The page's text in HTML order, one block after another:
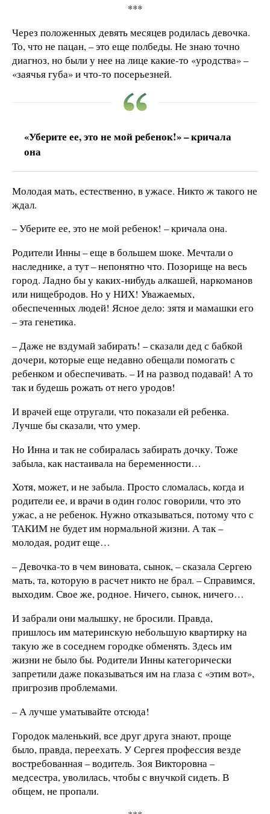
***
Через положенных девять месяцев родилась девочка.
То, что не пацан, – это еще полбеды. Не знаю точно
диагноз, но были у нее на лице какие-то «уродства» –
«заячья губа» и что-то посерьезней.
«Уберите ее, это не мой ребенок!» – кричала
она
Молодая мать, естественно, в ужасе. Никто ж такого не
ждал.
– Уберите ее, это не мой ребенок! – кричала она.
Родители Инны – еще в большем шоке. Мечтали о
наследнике, а тут – непонятно что. Позорище на весь
город. Ладно бы у каких-нибудь алкашей, наркоманов
или нищебродов. Но у НИХ! Уважаемых,
обеспеченных людей! Ясное дело: зятя и мамашки его
– эта генетика.
– Даже не вздумай забирать! – сказали дед с бабкой
дочери, которые еще недавно обещали помогать с
ребенком и обеспечивать. – И на развод подавай! А то
так и будешь рожать от него уродов!
И врачей еще отругали, что показали ей ребенка.
Лучше бы сказали, что умер.
Но Инна и так не собиралась забирать дочку. Тоже
забыла, как настаивала на беременности…
Хотя, может, и не забыла. Просто сломалась, когда и
родители ее, и врачи в один голос говорили, что это
ужас, а не ребенок. Нужно отказываться, потому что с
ТАКИМ не будет им нормальной жизни. А так –
молодая, родит еще…
– Девочка-то в чем виновата, сынок, – сказала Сергею
мать, та, которую в расчет никто не брал. – Справимся,
выходим. Свое же, родное. Ничего, сынок, ничего…
И забрали они малышку, не бросили. Правда,
пришлось им материнскую небольшую квартирку на
такую же в соседнем городке обменять. Здесь им
жизни не было бы. Родители Инны категорически
запретили даже показываться им на глаза с «этим вот»,
пригрозив проблемами.
– А лучше уматывайте отсюда!
Городок маленький, все друг друга знают, проще
было, правда, переехать. У Сергея профессия везде
востребованная – водитель. Зоя Викторовна –
медсестра, уволилась, чтобы с внучкой сидеть. В
общем, не пропали.